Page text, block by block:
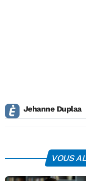
Jehanne Duplaa
VOUS